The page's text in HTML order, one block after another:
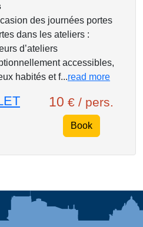
des journées portes
dans les ateliers :
d’ateliers
accessibles,
habités et f...read more
10 € / pers.
Book